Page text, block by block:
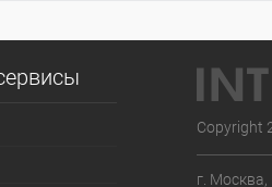
Copyright
г.